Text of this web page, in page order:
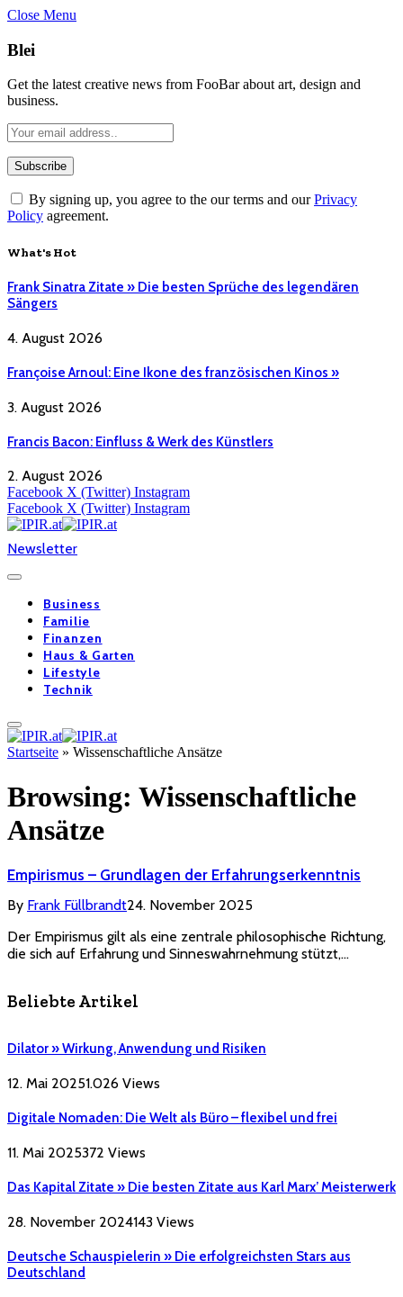
Close Menu
Blei
Get the latest creative news from FooBar about art, design and
business.
By signing up, you agree to the our terms and ourPrivacy
Policy agreement.
What's Hot
Frank Sinatra Zitate » Die besten Sprüche des legendären
Sängers
4. August 2026
Françoise Arnoul: Eine Ikone des französischen Kinos »
3. August 2026
Francis Bacon: Einfluss & Werk des Künstlers
2. August 2026
Facebook X (Twitter) Instagram
Facebook X (Twitter) Instagram
Newsletter
Business
Familie
Finanzen
Haus & Garten
Lifestyle
Technik
Startseite » Wissenschaftliche Ansätze
Browsing: Wissenschaftliche
Ansätze
Empirismus – Grundlagen der Erfahrungserkenntnis
By Frank Füllbrandt24. November 2025
Der Empirismus gilt als eine zentrale philosophische Richtung,
die sich auf Erfahrung und Sinneswahrnehmung stützt,…
Beliebte Artikel
Dilator » Wirkung, Anwendung und Risiken
12. Mai 20251.026 Views
Digitale Nomaden: Die Welt als Büro – flexibel und frei
11. Mai 2025372 Views
Das Kapital Zitate » Die besten Zitate aus Karl Marx’ Meisterwerk
28. November 2024143 Views
Deutsche Schauspielerin » Die erfolgreichsten Stars aus
Deutschland